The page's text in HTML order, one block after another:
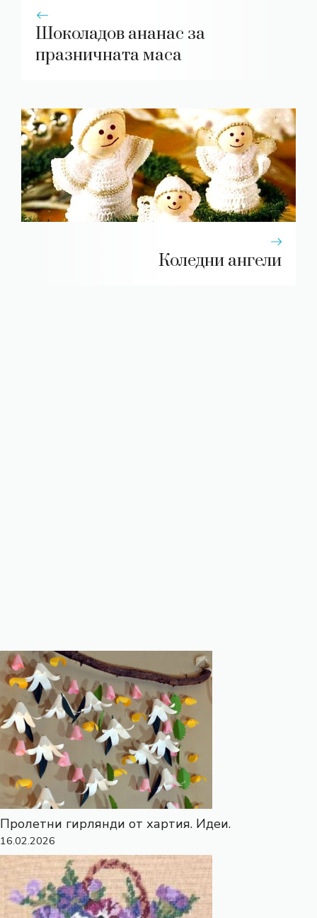
Шоколадов ананас за
празничната маса
Коледни ангели
Пролетни гирлянди от хартия. Идеи.
16.02.2026